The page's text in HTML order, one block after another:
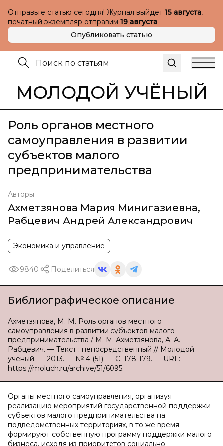
Отправьте статью сегодня! Журнал выйдет 15 августа,
печатный экземпляр отправим 19 августа
Опубликовать статью
МОЛОДОЙ УЧЁНЫЙ
Роль органов местного
самоуправления в развитии
субъектов малого
предпринимательства
Авторы
Ахметзянова Мария Минигазиевна,
Рабцевич Андрей Александрович
Экономика и управление
9840 Поделиться
Библиографическое описание
Ахметзянова, М. М. Роль органов местного
самоуправления в развитии субъектов малого
предпринимательства / М. М. Ахметзянова, А. А.
Рабцевич. — Текст : непосредственный // Молодой
ученый. — 2013. — № 4 (51). — С. 178-179. — URL:
https://moluch.ru/archive/51/6095.
Органы местного самоуправления, организуя
реализацию мероприятий государственной поддержки
субъектов малого предпринимательства на
подведомственных территориях, в то же время
формируют собственную программу поддержки малого
бизнеса, исходя из приоритетов социально-